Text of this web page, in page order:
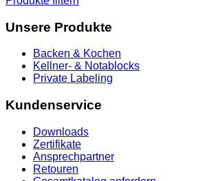
Unsere Produkte
Backen & Kochen
Kellner- & Notablocks
Private Labeling
Kundenservice
Downloads
Zertifikate
Ansprechpartner
Retouren